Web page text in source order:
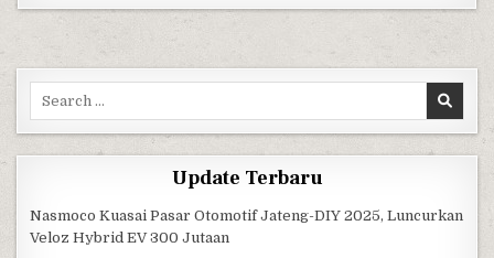
Search for:
Update Terbaru
Nasmoco Kuasai Pasar Otomotif Jateng-DIY 2025, Luncurkan
Veloz Hybrid EV 300 Jutaan